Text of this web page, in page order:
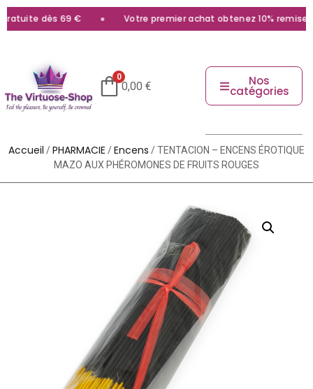
dès 69 € Votre premier achat obtenez 10% remise
0
0,00 € Nos
catégories
Accueil /PHARMACIE /Encens / TENTACION – ENCENS ÉROTIQUE
MAZO AUX PHÉROMONES DE FRUITS ROUGES